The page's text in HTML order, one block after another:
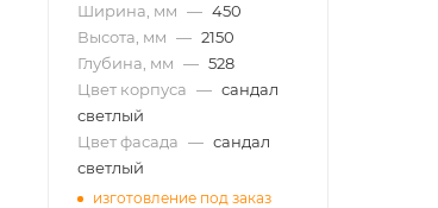
Ширина, мм — 450
Высота, мм — 2150
Глубина, мм — 528
Цвет корпуса — сандал
светлый
Цвет фасада — сандал
светлый
изготовление под заказ